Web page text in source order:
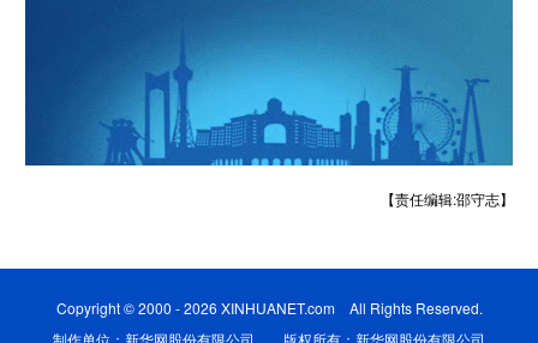
【责任编辑:邵守志】
Copyright © 2000 - 2026 XINHUANET.com All Rights Reserved.
制作单位：新华网股份有限公司 版权所有：新华网股份有限公司